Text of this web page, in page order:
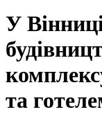
У
та